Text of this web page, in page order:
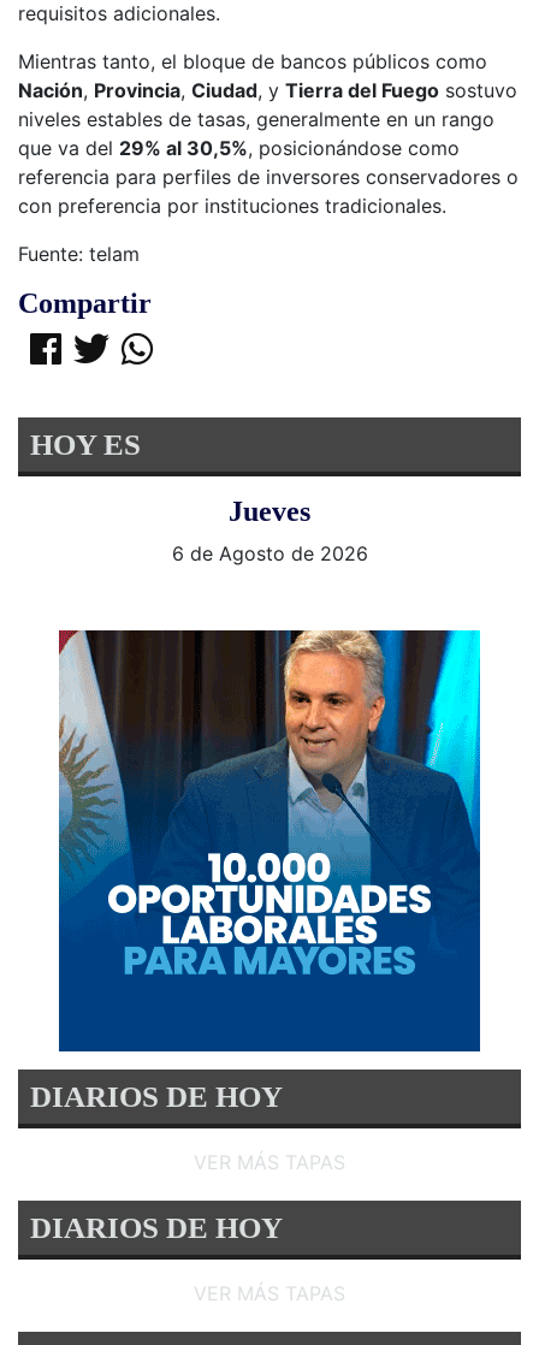
requisitos adicionales.
Mientras tanto, el bloque de bancos públicos como
Nación, Provincia, Ciudad, y Tierra del Fuego sostuvo
niveles estables de tasas, generalmente en un rango
que va del 29% al 30,5%, posicionándose como
referencia para perfiles de inversores conservadores o
con preferencia por instituciones tradicionales.
Fuente: telam
Compartir
HOY ES
Jueves
6 de Agosto de 2026
DIARIOS DE HOY
VER MÁS TAPAS
DIARIOS DE HOY
VER MÁS TAPAS